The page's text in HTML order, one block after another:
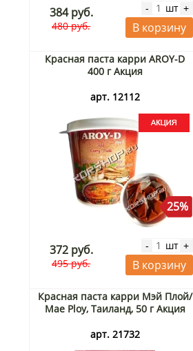
384 руб.
480 руб.
- шт +
В корзину
Красная паста карри AROY-D
400 г Акция
арт. 12112
25%
372 руб.
495 руб.
- шт +
В корзину
Красная паста карри Мэй Плой/
Mae Ploy, Таиланд, 50 г Акция
арт. 21732